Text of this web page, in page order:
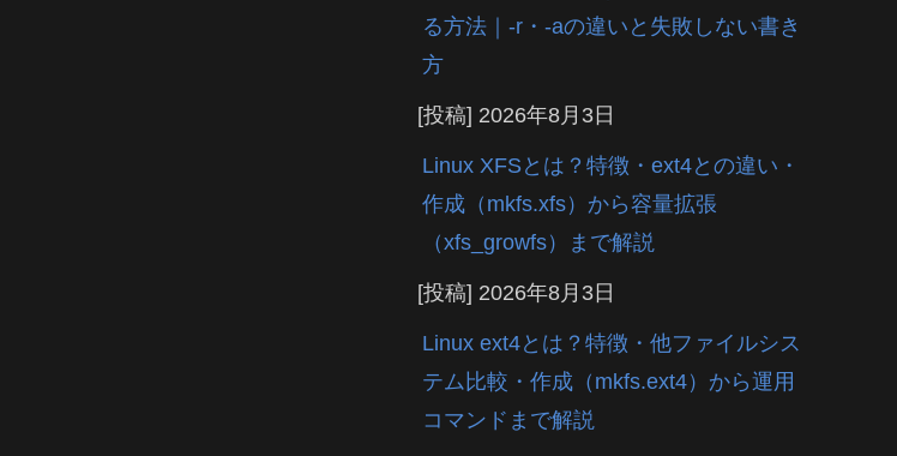
る方法｜-r・-aの違いと失敗しない書き
方
[投稿] 2026年8月3日
Linux XFSとは？特徴・ext4との違い・
作成（mkfs.xfs）から容量拡張
（xfs_growfs）まで解説
[投稿] 2026年8月3日
Linux ext4とは？特徴・他ファイルシス
テム比較・作成（mkfs.ext4）から運用
コマンドまで解説